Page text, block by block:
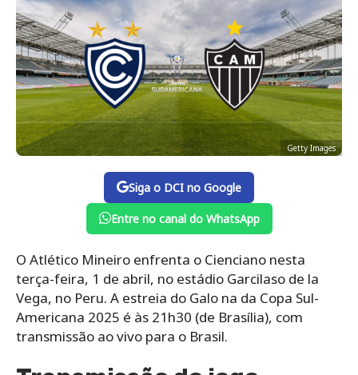
Getty Images
Siga o DCI no Google
Entre no canal do WhatsApp
O Atlético Mineiro enfrenta o Cienciano nesta
terça-feira, 1 de abril, no estádio Garcilaso de la
Vega, no Peru. A estreia do Galo na da Copa Sul-
Americana 2025 é às 21h30 (de Brasília), com
transmissão ao vivo para o Brasil.